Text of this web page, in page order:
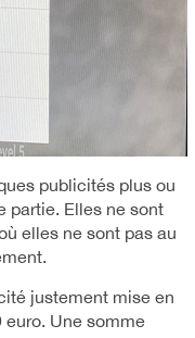
publicités plus ou
partie. Elles ne sont
elles ne sont pas au
justement mise en
Une somme